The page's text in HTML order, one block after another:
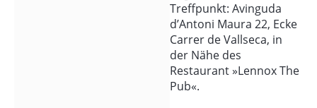
Inselrates, hinein in die
stille Schönheit
mallorquinischer
Innenhöfe und zu Orten
voller Geschichte – von
der glanzvollen bis zur
Treffpunkt: Avinguda
d’Antoni Maura 22, Ecke
Carrer de Vallseca, in
der Nähe des
Restaurant »Lennox The
Pub«.